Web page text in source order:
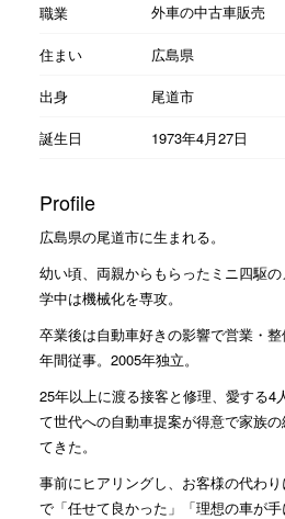
職業 外車の中古車販売
住まい
広島県
出身
尾道市
誕生日
1973年4月27日
Profile
広島県の尾道市に生まれる。
幼い頃、両親からもらったミニ四駆
学中は機械化を専攻。
卒業後は自動車好きの影響で営業・
年間従事。2005年独立。
25年以上に渡る接客と修理、愛する4
て世代への自動車提案が得意で家族
てきた。
事前にヒアリングし、お客様の代わ
で「任せて良かった」「理想の車が